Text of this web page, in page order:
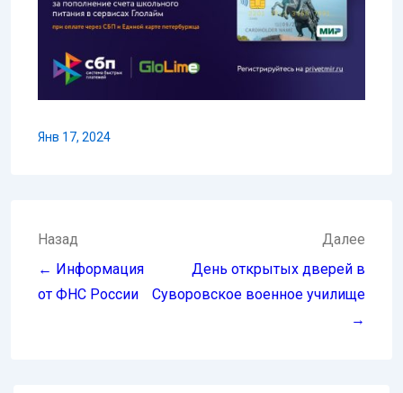
Янв 17, 2024
Навигация
по
записям
Назад
← Информация
от ФНС России
Далее
День открытых дверей в
Суворовское военное училище
→